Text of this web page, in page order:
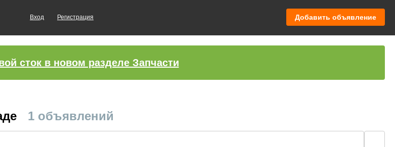
Вход Регистрация Добавить объявление
сток в новом разделе Запчасти
1 объявлений